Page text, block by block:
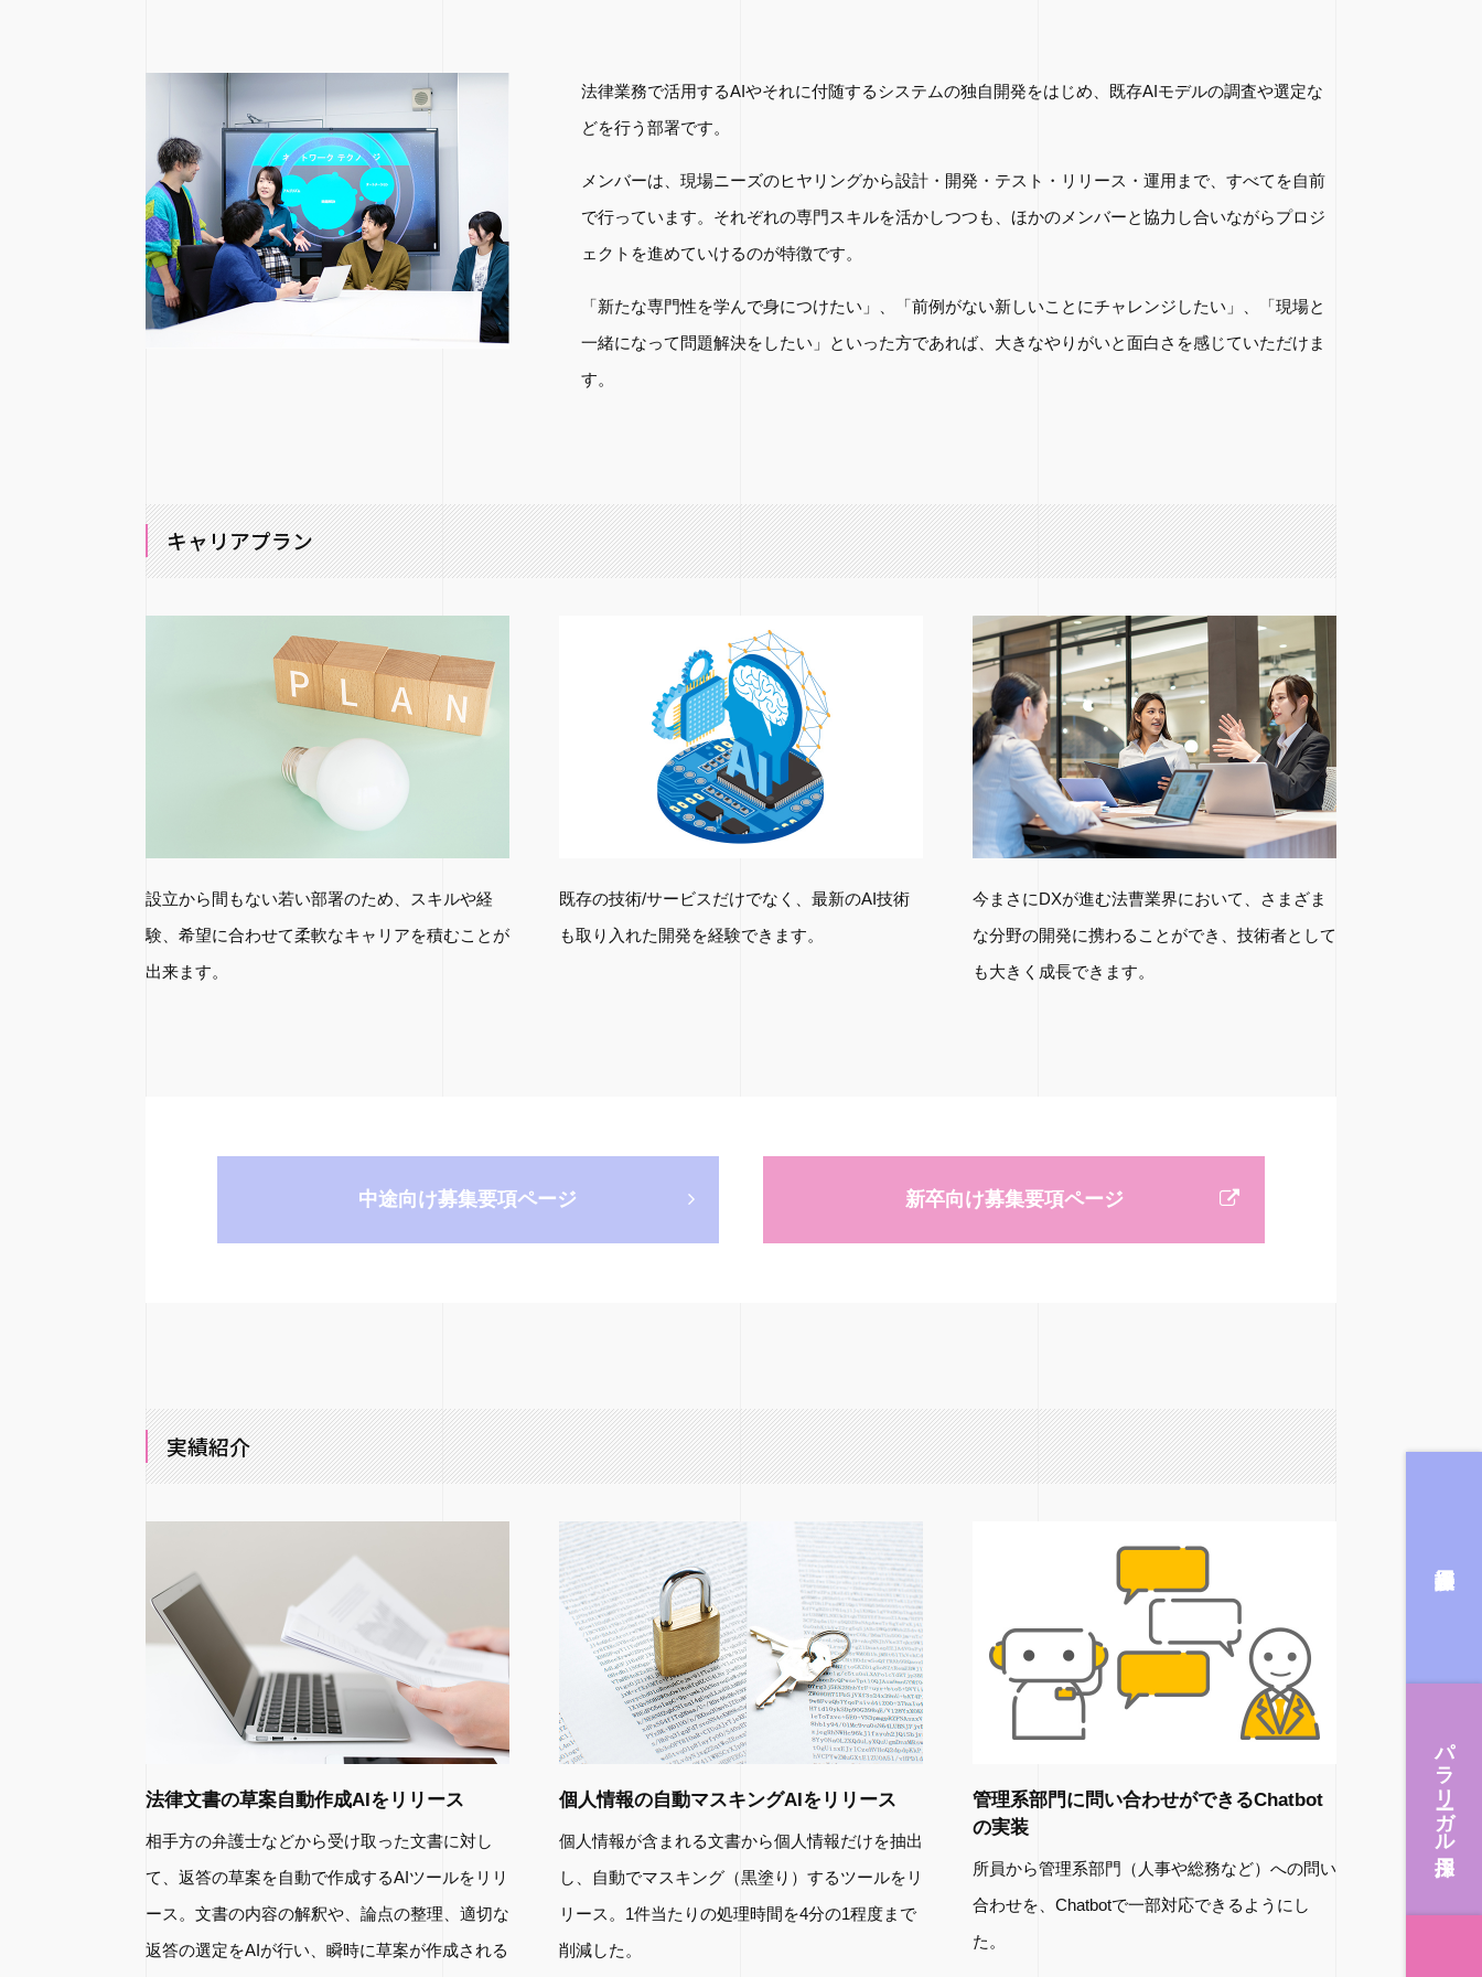
パラリーガル採用
法律業務で活用するAIやそれに付随するシステムの独自開発をはじめ、既存AIモデルの調査や選定な
どを行う部署です。
メンバーは、現場ニーズのヒヤリングから設計・開発・テスト・リリース・運用まで、すべてを自前
で行っています。それぞれの専門スキルを活かしつつも、ほかのメンバーと協力し合いながらプロジ
ェクトを進めていけるのが特徴です。
「新たな専門性を学んで身につけたい」、「前例がない新しいことにチャレンジしたい」、「現場と
一緒になって問題解決をしたい」といった方であれば、大きなやりがいと面白さを感じていただけま
す。
キャリアプラン
設立から間もない若い部署のため、スキルや経
験、希望に合わせて柔軟なキャリアを積むことが
出来ます。
既存の技術/サービスだけでなく、最新のAI技術
も取り入れた開発を経験できます。
今まさにDXが進む法曹業界において、さまざま
な分野の開発に携わることができ、技術者として
も大きく成長できます。
中途向け募集要項ページ 新卒向け募集要項ページ
実績紹介
法律文書の草案自動作成AIをリリース
相手方の弁護士などから受け取った文書に対し
て、返答の草案を自動で作成するAIツールをリリ
ース。文書の内容の解釈や、論点の整理、適切な
返答の選定をAIが行い、瞬時に草案が作成される
個人情報の自動マスキングAIをリリース
個人情報が含まれる文書から個人情報だけを抽出
し、自動でマスキング（黒塗り）するツールをリ
リース。1件当たりの処理時間を4分の1程度まで
削減した。
管理系部門に問い合わせができるChatbot
の実装
所員から管理系部門（人事や総務など）への問い
合わせを、Chatbotで一部対応できるようにし
た。